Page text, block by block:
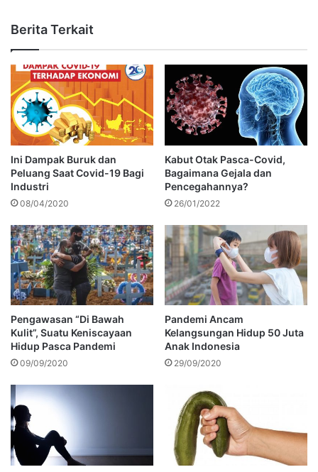
Berita Terkait
Ini Dampak Buruk dan
Peluang Saat Covid-19 Bagi
Industri
08/04/2020
Kabut Otak Pasca-Covid,
Bagaimana Gejala dan
Pencegahannya?
26/01/2022
Pengawasan “Di Bawah
Kulit”, Suatu Keniscayaan
Hidup Pasca Pandemi
09/09/2020
Pandemi Ancam
Kelangsungan Hidup 50 Juta
Anak Indonesia
29/09/2020